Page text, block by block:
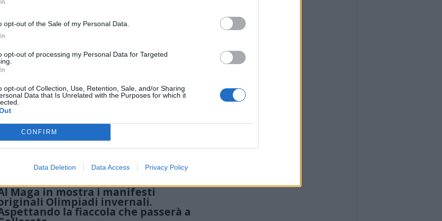
opt-out of the Sale of my Personal Data.
opt-out of processing my Personal Data for Targeted
opt-out of Collection, Use, Retention, Sale, and/or Sharing
Data that Is Unrelated with the Purposes for which it
CONFIRM
Data Deletion Data Access Privacy Policy
e sostenibilità
Sopralluogo della Commissione Territorio: Ski Stadium, Ski Park
e nuove infrastrutture a Bormio e Livigno quasi completati.
LOMBARDIA
più moderni e capienti: 16
convogli per le linee lombarde
per biciclette e accessibilità totale per le persone con
mobilità ridotta
Maga in mostra i manifesti
Olimpiadi invernali.
la fiaccola che passerà a